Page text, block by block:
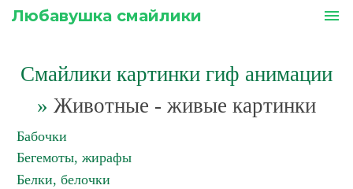
Любавушка смайлики menu
Смайлики картинки гиф анимации
» Животные - живые картинки
Бабочки
Бегемоты, жирафы
Белки, белочки